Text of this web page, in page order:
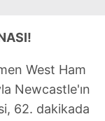
West Ham
Newcastle'ın
62. dakikada